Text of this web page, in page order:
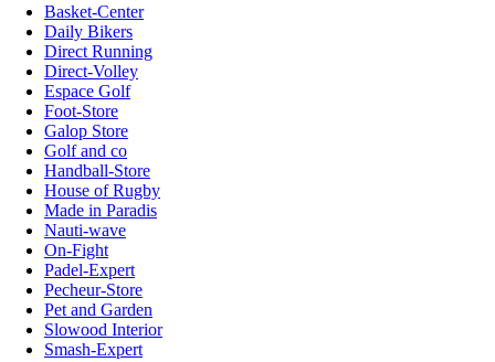
Basket-Center
Daily Bikers
Direct Running
Direct-Volley
Espace Golf
Foot-Store
Galop Store
Golf and co
Handball-Store
House of Rugby
Made in Paradis
Nauti-wave
On-Fight
Padel-Expert
Pecheur-Store
Pet and Garden
Slowood Interior
Smash-Expert